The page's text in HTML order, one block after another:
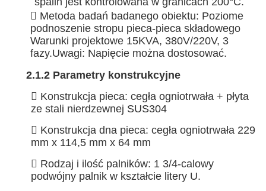
 Metoda badań badanego obiektu: Poziome
podnoszenie stropu pieca-pieca składowego
Warunki projektowe 15KVA, 380V/220V, 3
fazy.Uwagi: Napięcie można dostosować.
2.1.2 Parametry konstrukcyjne
 Konstrukcja pieca: cegła ogniotrwała + płyta
ze stali nierdzewnej SUS304
 Konstrukcja dna pieca: cegła ogniotrwała 229
mm x 114,5 mm x 64 mm
 Rodzaj i ilość palników: 1 3/4-calowy
podwójny palnik w kształcie litery U.